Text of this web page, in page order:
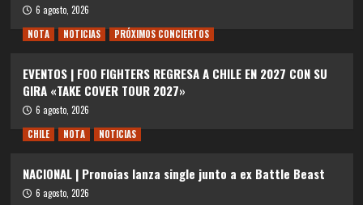
6 agosto, 2026
NOTA
NOTICIAS PRÓXIMOS CONCIERTOS
EVENTOS | FOO FIGHTERS REGRESA A CHILE EN 2027 CON SU
GIRA «TAKE COVER TOUR 2027»
6 agosto, 2026
CHILE
NOTA NOTICIAS
NACIONAL | Pronoias lanza single junto a ex Battle Beast
6 agosto, 2026